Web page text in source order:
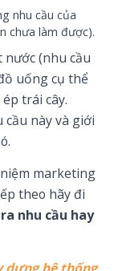
nhu cầu của
chưa làm được).
(nhu cầu
uống cụ thể
trái cây.
này và giới
marketing
theo hãy đi
nhu cầu hay